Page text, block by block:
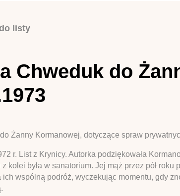
listy
Chweduk do
Żanny Kormanowej, dotyczące spraw
r. List z Krynicy. Autorka podziękowała
kolei była w sanatorium. Jej mąż przez pół
ich wspólną podróż, wyczekując momentu, gdy